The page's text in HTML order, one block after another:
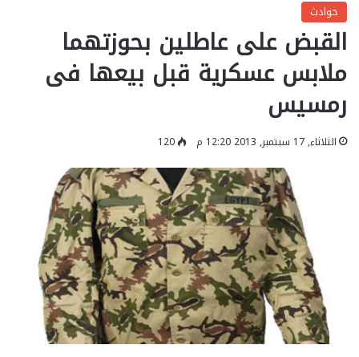
حوادث
القبض على عاطلين بحوزتهما
ملابس عسكرية قبل بيعها فى
رمسيس
الثلاثاء, 17 سبتمبر, 2013 12:20 م 120